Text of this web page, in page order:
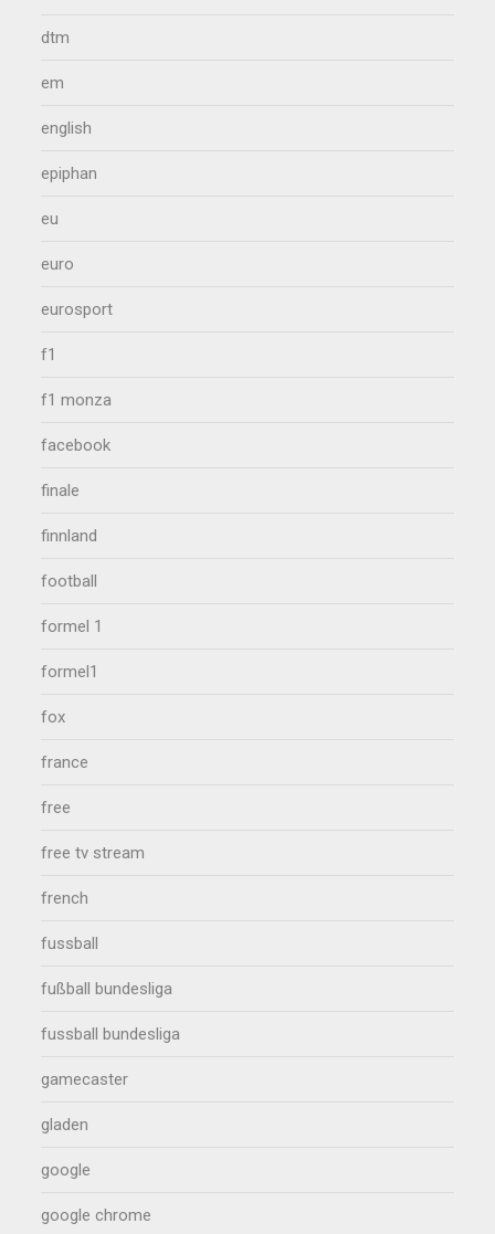
dtm
em
english
epiphan
eu
euro
eurosport
f1
f1 monza
facebook
finale
finnland
football
formel 1
formel1
fox
france
free
free tv stream
french
fussball
fußball bundesliga
fussball bundesliga
gamecaster
gladen
google
google chrome